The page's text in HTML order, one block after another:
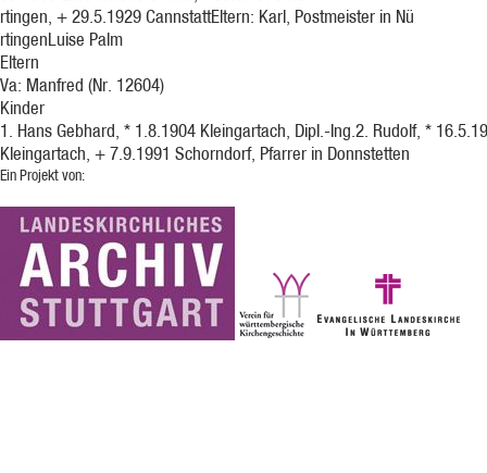
rtingen, + 29.5.1929 CannstattEltern: Karl, Postmeister in Nü
rtingenLuise Palm
Eltern
Va: Manfred (Nr. 12604)
Kinder
1. Hans Gebhard, * 1.8.1904 Kleingartach, Dipl.-Ing.2. Rudolf, *
Kleingartach, + 7.9.1991 Schorndorf, Pfarrer in Donnstetten
Ein Projekt von: